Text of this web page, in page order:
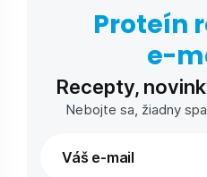
Proteín
e-⁠
Recepty,
Nebojte sa, žiadny